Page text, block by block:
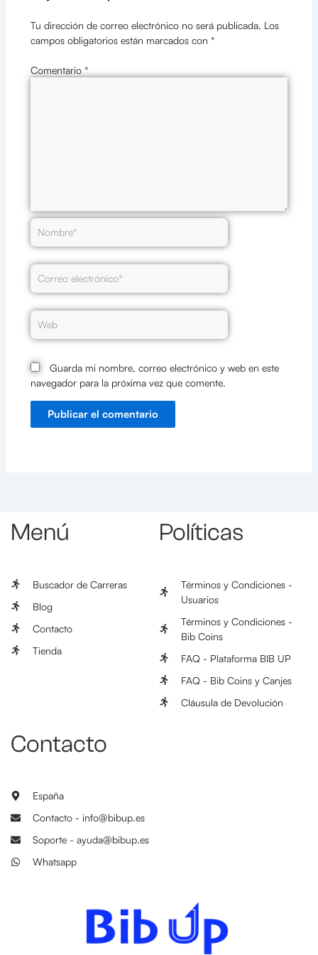
Tu dirección de correo electrónico no será publicada. Los
campos obligatorios están marcados con *
Comentario *
Nombre*
Correo
electrónico*
Web
Guarda mi nombre, correo electrónico y web en este
navegador para la próxima vez que comente.
Menú
Buscador de Carreras
Blog
Contacto
Tienda
Políticas
Términos y Condiciones -
Usuarios
Términos y Condiciones -
Bib Coins
FAQ - Plataforma BIB UP
FAQ - Bib Coins y Canjes
Cláusula de Devolución
Contacto
España
Contacto - info@bibup.es
Soporte - ayuda@bibup.es
Whatsapp